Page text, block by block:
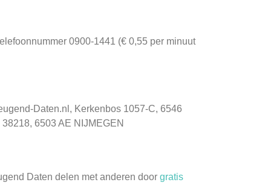
0900-1441 (€ 0,55 per minuut
Daten.nl, Kerkenbos 1057-C, 6546
6503 AE NIJMEGEN
Daten delen met anderen door gratis